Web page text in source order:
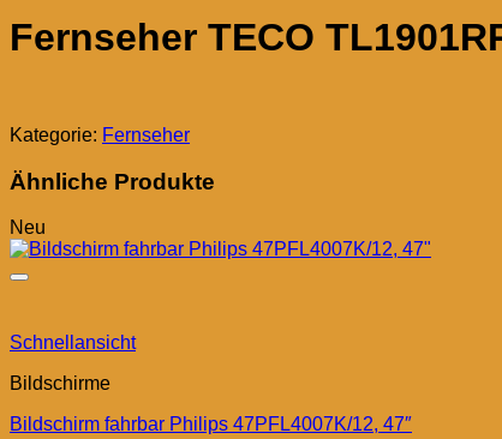
Fernseher TECO
Kategorie: Fernseher
Ähnliche Produkte
Neu
Schnellansicht
Bildschirme
Bildschirm fahrbar Philips 47PFL4007K/12, 47″